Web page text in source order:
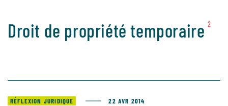
Droit de propriété temporaire 2
RÉFLEXION JURIDIQUE 22 AVR 2014